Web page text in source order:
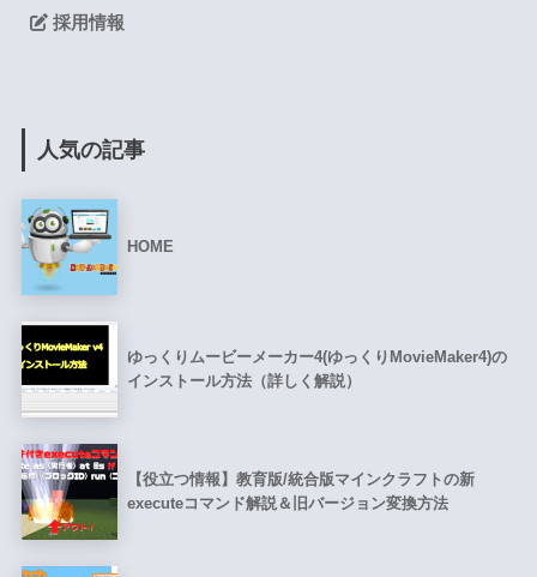
採用情報
人気の記事
HOME
ゆっくりムービーメーカー4(ゆっくりMovieMaker4)の
インストール方法（詳しく解説）
【役立つ情報】教育版/統合版マインクラフトの新
executeコマンド解説＆旧バージョン変換方法